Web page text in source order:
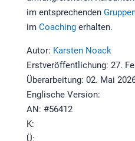
im entsprechenden
im Coachingerhalten.
Autor: Karsten Noack
Erstveröffentlichung: 27.
Überarbeitung: 02. Mai
Englische Version:
AN: #56412
K:
Ü: